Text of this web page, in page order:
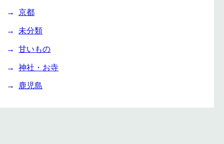
京都
未分類
甘いもの
神社・お寺
鹿児島